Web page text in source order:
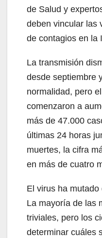
de Salud y
deben vincular las
de contagios en la
La transmisión
desde septiembre
normalidad, pero
comenzaron a
más de 47.000
últimas 24 horas
muertes, la cifra
en más de cuatro
El virus ha
La mayoría de las
triviales, pero los
determinar cuáles